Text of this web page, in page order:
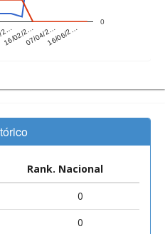
16/02/2…07/04/2…16/06/2…
0
Rank. Nacional
0
0